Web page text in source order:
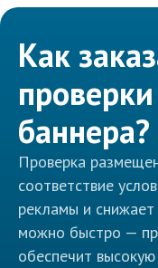
Как
баннера?
Проверка
соответствие
рекламы и снижает
можно быстро —
обеспечит